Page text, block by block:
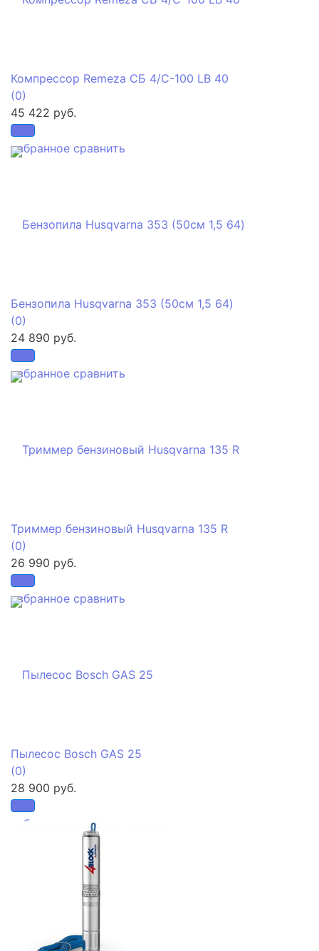
избранное сравнить
Компрессор Remeza СБ 4/С-100 LB 40
(0)
45 422 руб.
избранное сравнить
Бензопила Husqvarna 353 (50см 1,5 64)
(0)
24 890 руб.
избранное сравнить
Триммер бензиновый Husqvarna 135 R
(0)
26 990 руб.
избранное сравнить
Пылесос Bosch GAS 25
(0)
28 900 руб.